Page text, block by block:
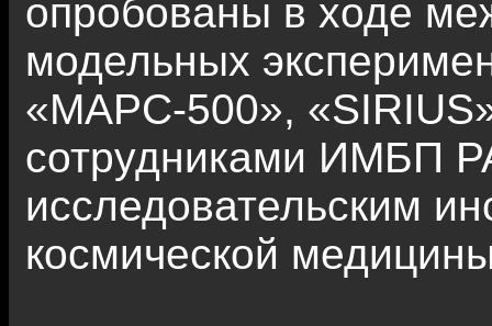
опробованы в ходе
модельных
«МАРС-500»,
сотрудниками ИМБП
исследовательским
космической